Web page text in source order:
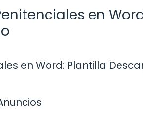
en
en Word: Plantilla